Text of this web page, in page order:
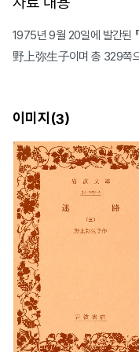
1975년 9월 20일에 발간된
野上弥生子이며 총 329쪽
이미지(3)